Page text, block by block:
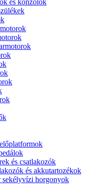
és csatlakozók
és akkutartozékok
sekélyvízi horgonyok